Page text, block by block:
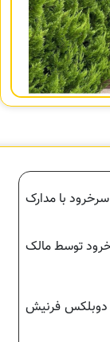
با مدارک
توسط مالک
متر زمین و بنای 160 متری دوبلکس فرنیش